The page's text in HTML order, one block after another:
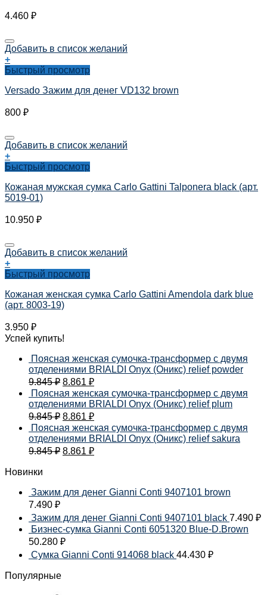
4.460 ₽
Добавить в список желаний
+
Быстрый просмотр
Versado Зажим для денег VD132 brown
800 ₽
Добавить в список желаний
+
Быстрый просмотр
Кожаная мужская сумка Carlo Gattini Talponera black (арт.
5019-01)
10.950 ₽
Добавить в список желаний
+
Быстрый просмотр
Кожаная женская сумка Carlo Gattini Amendola dark blue
(арт. 8003-19)
3.950 ₽
Успей купить!
Поясная женская сумочка-трансформер с двумя
отделениями BRIALDI Onyx (Оникс) relief powder
9.845₽ 8.861 ₽
Поясная женская сумочка-трансформер с двумя
отделениями BRIALDI Onyx (Оникс) relief plum
9.845₽ 8.861 ₽
Поясная женская сумочка-трансформер с двумя
отделениями BRIALDI Onyx (Оникс) relief sakura
9.845₽ 8.861 ₽
Новинки
Зажим для денег Gianni Conti 9407101 brown
7.490 ₽
Зажим для денег Gianni Conti 9407101 black 7.490 ₽
Бизнес-сумка Gianni Conti 6051320 Blue-D.Brown
50.280 ₽
Сумка Gianni Conti 914068 black 44.430 ₽
Популярные